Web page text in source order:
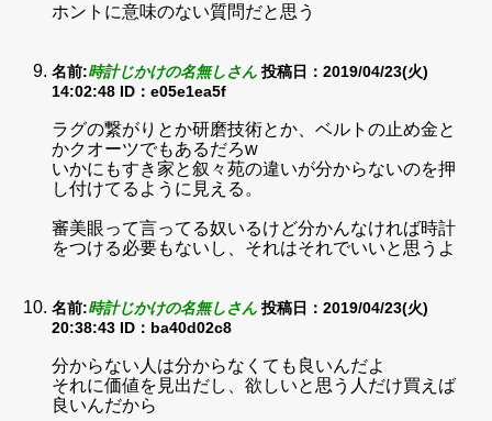
ホントに意味のない質問だと思う
名前:時計じかけの名無しさん 投稿日：2019/04/23(火)
14:02:48 ID：e05e1ea5f
ラグの繋がりとか研磨技術とか、ベルトの止め金と
かクオーツでもあるだろw
いかにもすき家と叙々苑の違いが分からないのを押
し付けてるように見える。
審美眼って言ってる奴いるけど分かんなければ時計
をつける必要もないし、それはそれでいいと思うよ
名前:時計じかけの名無しさん 投稿日：2019/04/23(火)
20:38:43 ID：ba40d02c8
分からない人は分からなくても良いんだよ
それに価値を見出だし、欲しいと思う人だけ買えば
良いんだから